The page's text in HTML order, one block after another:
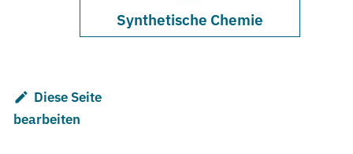
Synthetische Chemie
Diese Seite
bearbeiten